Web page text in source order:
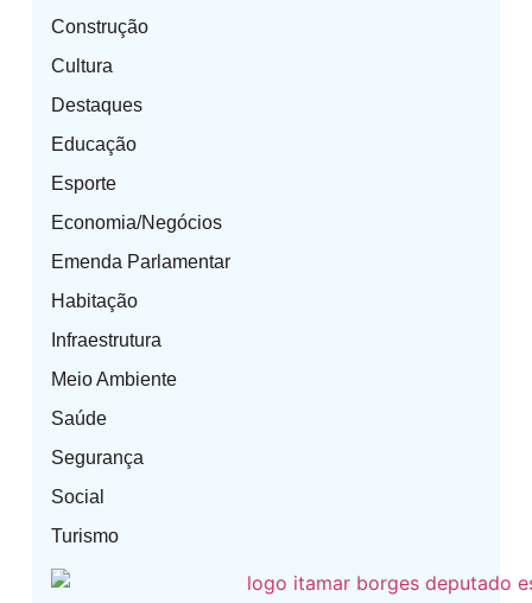
Construção
Cultura
Destaques
Educação
Esporte
Economia/Negócios
Emenda Parlamentar
Habitação
Infraestrutura
Meio Ambiente
Saúde
Segurança
Social
Turismo